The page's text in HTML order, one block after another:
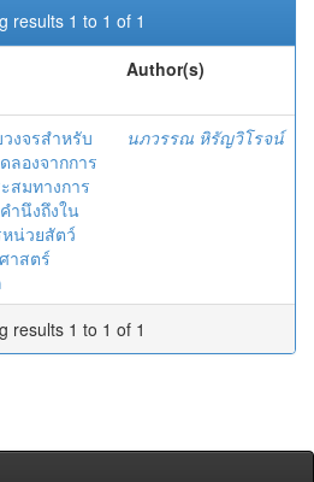
results 1 to 1 of 1
Author(s)
งจรสำหรับ
ลองจากการ
สมทางการ
ำนึงถึงใน
หน่วยสัตว์
าสตร์
นภวรรณ หิรัญวิโรจน์
results 1 to 1 of 1